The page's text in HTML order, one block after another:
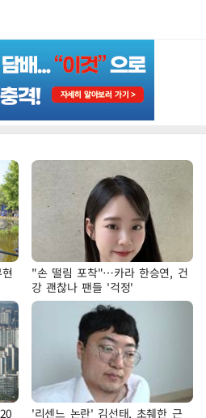
"손 떨림 포착"…카라 한승연, 건
강 괜찮나 팬들 '걱정'
'리센느 논란' 김선태, 초췌한 근